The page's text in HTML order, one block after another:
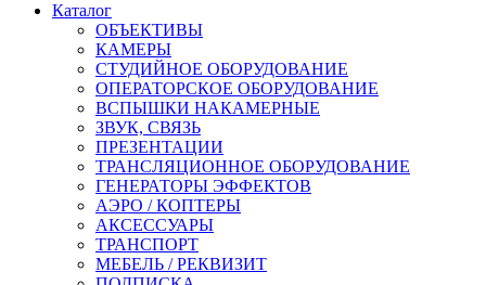
Каталог
ОБЪЕКТИВЫ
КАМЕРЫ
СТУДИЙНОЕ ОБОРУДОВАНИЕ
ОПЕРАТОРСКОЕ ОБОРУДОВАНИЕ
ВСПЫШКИ НАКАМЕРНЫЕ
ЗВУК, СВЯЗЬ
ПРЕЗЕНТАЦИИ
ТРАНСЛЯЦИОННОЕ ОБОРУДОВАНИЕ
ГЕНЕРАТОРЫ ЭФФЕКТОВ
АЭРО / КОПТЕРЫ
АКСЕССУАРЫ
ТРАНСПОРТ
МЕБЕЛЬ / РЕКВИЗИТ